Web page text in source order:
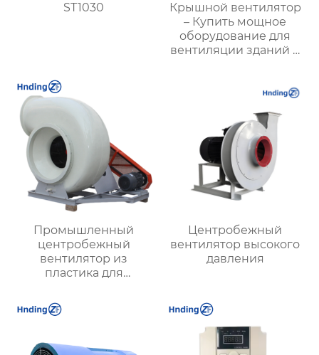
ST1030
Крышной вентилятор
– Купить мощное
оборудование для
вентиляции зданий и
Промышленный
центробежный
вентилятор из
пластика для
Центробежный
вентилятор высокого
давления